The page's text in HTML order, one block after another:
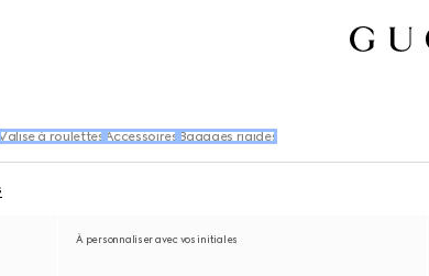
Valise à roulettes Accessoires Bagages rigides
À personnaliser avec vos initiales